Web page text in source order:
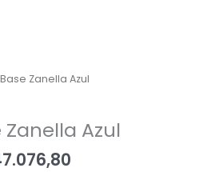
Base Zanella Azul
Zanella Azul